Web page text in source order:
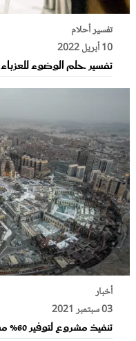
تفسير أحلام
10 أبريل 2022
تفسير حلم الوضوء للعزباء
أخبار
03 سبتمبر 2021
تنفيذ مشروع لتوفير 60% من مياه الوضوء في المسجد الحرام